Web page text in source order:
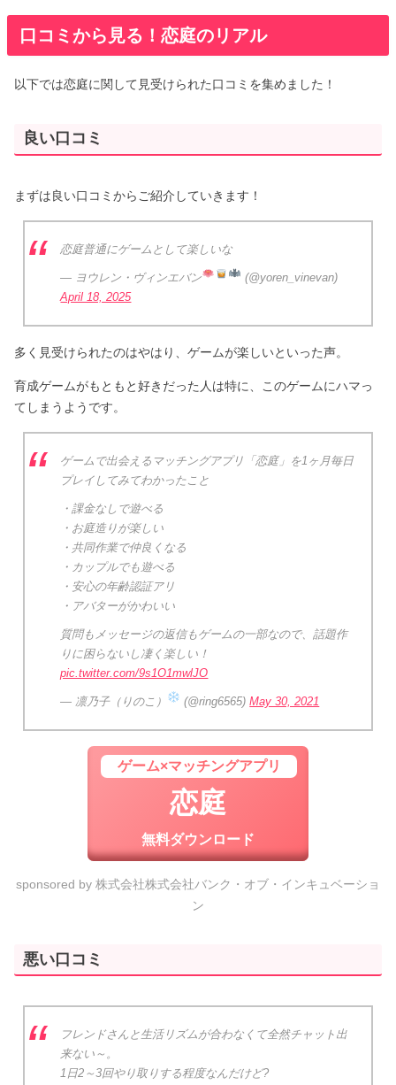
口コミから見る！恋庭のリアル
以下では恋庭に関して見受けられた口コミを集めました！
良い口コミ
まずは良い口コミからご紹介していきます！
恋庭普通にゲームとして楽しいな
— ヨウレン・ヴィンエバン
(@yoren_vinevan)
April 18, 2025
多く見受けられたのはやはり、ゲームが楽しいといった声。
育成ゲームがもともと好きだった人は特に、このゲームにハマっ
てしまうようです。
ゲームで出会えるマッチングアプリ「恋庭」を1ヶ月毎日
プレイしてみてわかったこと
・課金なしで遊べる
・お庭造りが楽しい
・共同作業で仲良くなる
・カップルでも遊べる
・安心の年齢認証アリ
・アバターがかわいい
質問もメッセージの返信もゲームの一部なので、話題作
りに困らないし凄く楽しい！
pic.twitter.com/9s1O1mwlJO
— 凛乃子（りのこ） (@ring6565)May 30, 2021
ゲーム×マッチングアプリ
恋庭
無料ダウンロード
sponsored by 株式会社株式会社バンク・オブ・インキュベーショ
ン
悪い口コミ
フレンドさんと生活リズムが合わなくて全然チャット出
来ない～。
1日2～3回やり取りする程度なんだけど?